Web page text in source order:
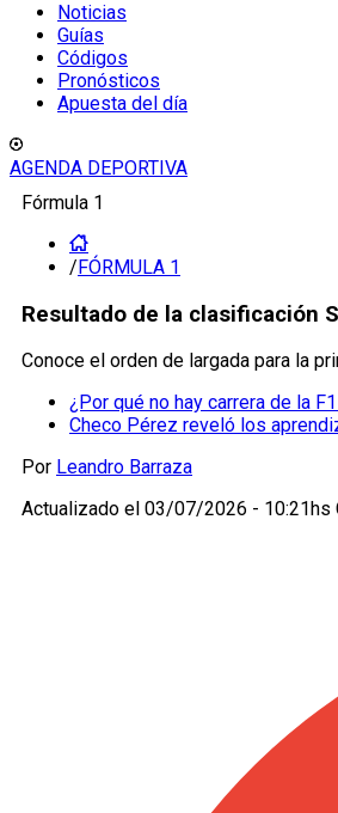
Noticias
Guías
Códigos
Pronósticos
Apuesta del día
AGENDA DEPORTIVA
Fórmula 1
/FÓRMULA 1
Resultado de la clasificación
Conoce el orden de largada para la
¿Por qué no hay carrera de la
Checo Pérez reveló los
Por Leandro Barraza
Actualizado el 03/07/2026 - 10:21hs